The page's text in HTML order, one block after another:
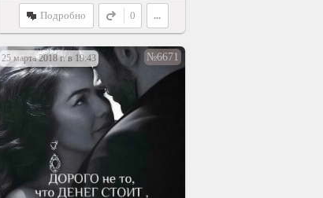
Подробно 0 ...
25 марта 2018 г. в 19:43 №6671